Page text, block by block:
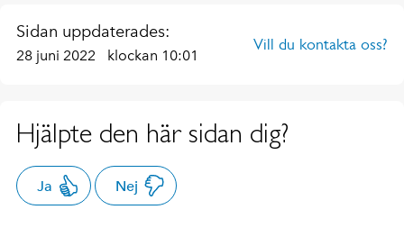
Sidan uppdaterades:
28 juni 2022 klockan 10:01
Vill du kontakta oss?
Hjälpte den här sidan dig?
Ja Nej